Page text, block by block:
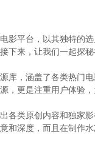
影平台，以其独特的
下来，让我们一起探
库，涵盖了各类热门
，更是注重用户体验
各类原创内容和独家
和深度，而且在制作